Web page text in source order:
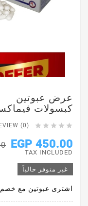
عرض عبوتين
كبسولات





(0)
450.00 EGP
TAX INCLUDED
غير متوفر حالياً
اشترى عبوتين مع خصم 50 جنية